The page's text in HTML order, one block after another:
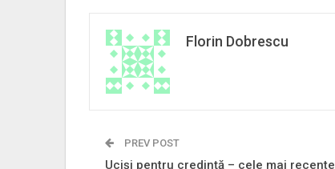
Florin Dobrescu
PREV POST
Uciși pentru credință – cele mai recente